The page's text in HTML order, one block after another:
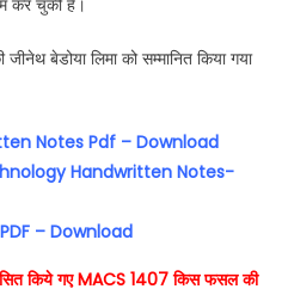
कर चुकी हैं।
बेडोया लिमा को सम्मानित किया गया
Notes Pdf – Download
Handwritten Notes-
– Download
किये गए MACS 1407 किस फसल की